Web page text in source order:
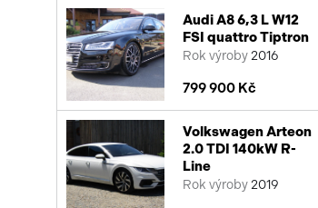
Audi A8 6,3 L W12
FSI quattro Tiptron
Rok výroby 2016
799 900 Kč
Volkswagen Arteon
2.0 TDI 140kW R-
Line
Rok výroby 2019